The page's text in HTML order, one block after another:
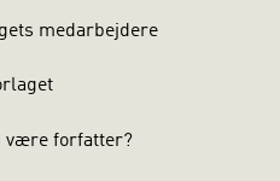
medarbejdere
være forfatter?